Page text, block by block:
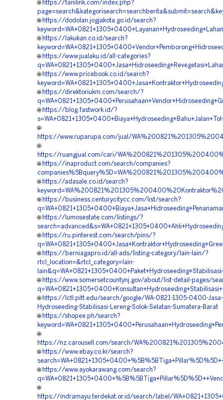
🌐 https://tanilink.com/index.php?
🌐 https://dodolan.jogjakota.go.id/search?
🌐 https://lakukan.co.id/search?
🌐 https://www.jualaku.id/all-categories?
🌐 https://www.pricebook.co.id/search?
🌐 https://direktoriukm.com/search/?
🌐 https://blog.fastwork.id/?
🌐
https://www.ruparupa.com/jual/
🌐
https://ruangjual.com/cari/
🌐 https://inaproduct.com/search/companies?
🌐 https://adasale.co.id/search?
🌐 https://business.centurycitycc.com/list/search?
🌐 https://lumosestate.com/listings/?
🌐 https://ru.pinterest.com/search/pins/?
🌐 https://berniagapro.id/all-ads/listing-category/lain-lain/?
rtcl_location=&rtcl_category=lain-
🌐 https://www.somersetcountynj.gov/about/list-detail-pages/
🌐 https://lctl.pitt.edu/search/google/WA-0821-1305-0400-Jasa-
Hydroseeding-Stabilisasi-Lereng-Solok-Selatan-Sumatera-Barat
🌐 https://shopee.ph/search?
🌐
https://nz.carousell.com/search/
🌐 https://www.ebay.co.kr/search?
🌐 https://www.ayokarawang.com/search?
🌐
https://indramayu.terdekat.or.id/search/label/